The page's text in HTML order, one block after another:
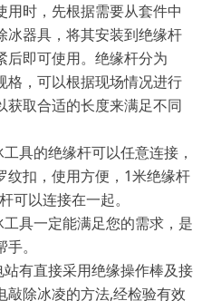
用时，先根据需要从套件中
冰器具，将其安装到绝缘杆
后即可使用。绝缘杆分为
格，可以根据现场情况进行
获取合适的长度来满足不同
具的绝缘杆可以任意连接，
纹扣，使用方便，1米绝缘杆
可以连接在一起。
具一定能满足您的需求，是
。
有直接采用绝缘操作棒及接
敲除冰凌的方法,经检验有效